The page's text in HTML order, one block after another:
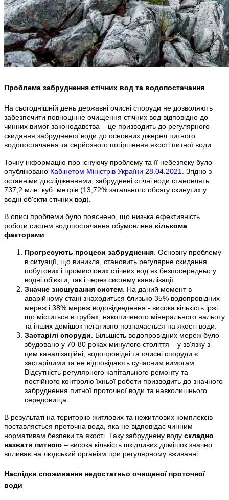
Проблема забруднення стічних вод та водопостачання
На сьогоднішній день державні очисні споруди не дозволяють
забезпечити повноцінне очищення стічних вод відповідно до
чинних вимог законодавства – це призводить до регулярного
скидання забрудненої води до основних джерел питного
водопостачання та серйозного погіршення якості питної води.
Точну інформацію про існуючу проблему та її небезпеку було
опубліковано Кабінетом Міністрів України 28.04.2021
. Згідно з
останніми дослідженнями, забруднені стічні води становлять
737,2 млн. куб. метрів (13,72% загального обсягу скинутих у
водні об'єкти стічних вод).
В описі проблеми було пояснено, що низька ефективність
роботи систем водопостачання обумовлена кількома
факторами:
Прогресують процеси забруднення . Основну проблему
в ситуації, що виникла, становить регулярне скидання
побутових і промислових стічних вод як безпосередньо у
водні об'єкти, так і через систему каналізації.
Значне зношування систем . На даний момент в
аварійному стані знаходиться близько 35% водопровідних
мереж і 38% мереж водовідведення - висока кількість іржі,
що міститься в трубах, накопиченого мінерального нальоту
та інших домішок негативно позначається на якості води.
Застарілі споруди . Більшість водопровідних мереж було
збудовано у 70-80 роках минулого століття – у зв'язку з
цим каналізаційні, водопровідні та очисні споруди є
застарілими та не відповідають сучасним вимогам.
Відсутність регулярного капітального ремонту та
постійного контролю їхньої роботи призводить до значного
забруднення питної проточної води та навколишнього
середовища.
В результаті на територію житлових та нежитлових комплексів
поставляється проточна вода, яка не відповідає чинним
нормативам безпеки та якості. Таку забруднену воду складно
назвати питною – висока кількість шкідливих домішок значно
впливає на людський організм при регулярному вживанні.
Наслідки споживання недостатньо очищеної проточної
води